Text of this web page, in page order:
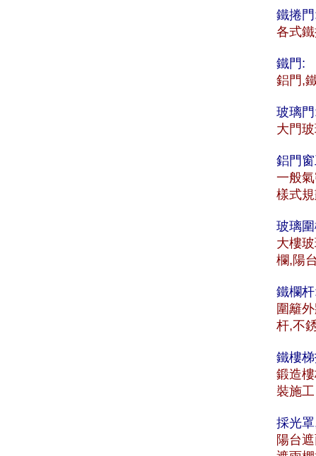
鐵捲
各式
鐵門:
鋁門,
玻璃
大門
鋁門
一般
樣式
玻璃
大樓
欄,陽
鐵欄
圍籬
杆,不
鐵樓
鍛造
裝施工
採光
陽台